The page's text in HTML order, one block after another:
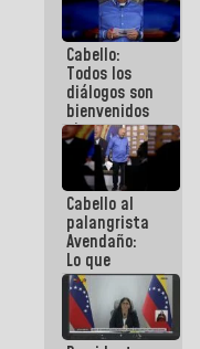
hegemónica?
(1)
Cabello:
Todos los
diálogos son
bienvenidos
siempre que
estén en el
marco de la
Constitución
de la
República
Cabello al
palangrista
Avendaño:
Lo que
vayas a
escribir
hazlo hoy
por que no